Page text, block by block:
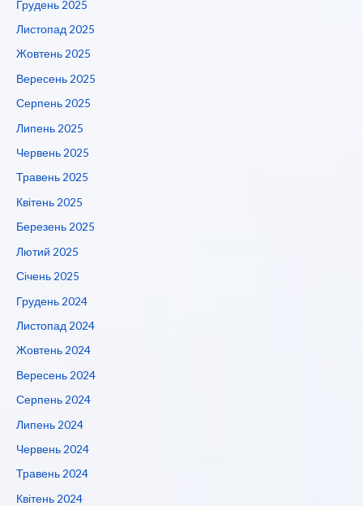
Грудень 2025
Листопад 2025
Жовтень 2025
Вересень 2025
Серпень 2025
Липень 2025
Червень 2025
Травень 2025
Квітень 2025
Березень 2025
Лютий 2025
Січень 2025
Грудень 2024
Листопад 2024
Жовтень 2024
Вересень 2024
Серпень 2024
Липень 2024
Червень 2024
Травень 2024
Квітень 2024